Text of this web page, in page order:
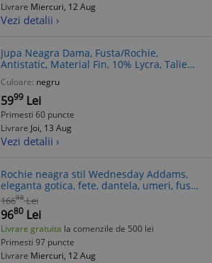
Livrare Miercuri, 12 Aug
Vezi detalii ›
Jupa Neagra Dama, Fusta/Rochie,
Antistatic, Material Fin, 10% Lycra, Talie
Elastica Dantelata, 47cm
Culoare: negru
5999 Lei
Primesti 60 puncte
Livrare Joi, 13 Aug
Vezi detalii ›
Rochie neagra stil Wednesday Addams,
eleganta gotica, fete, dantela, umeri, fusta
voluminasa, copii
16698 Lei
9680 Lei
Livrare gratuita la comenzile de 500 lei
Primesti 97 puncte
Livrare Miercuri, 12 Aug